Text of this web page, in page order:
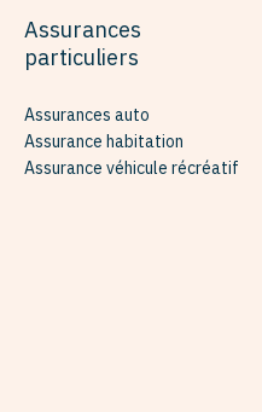
Assurances
particuliers
Assurances auto
Assurance habitation
Assurance véhicule récréatif